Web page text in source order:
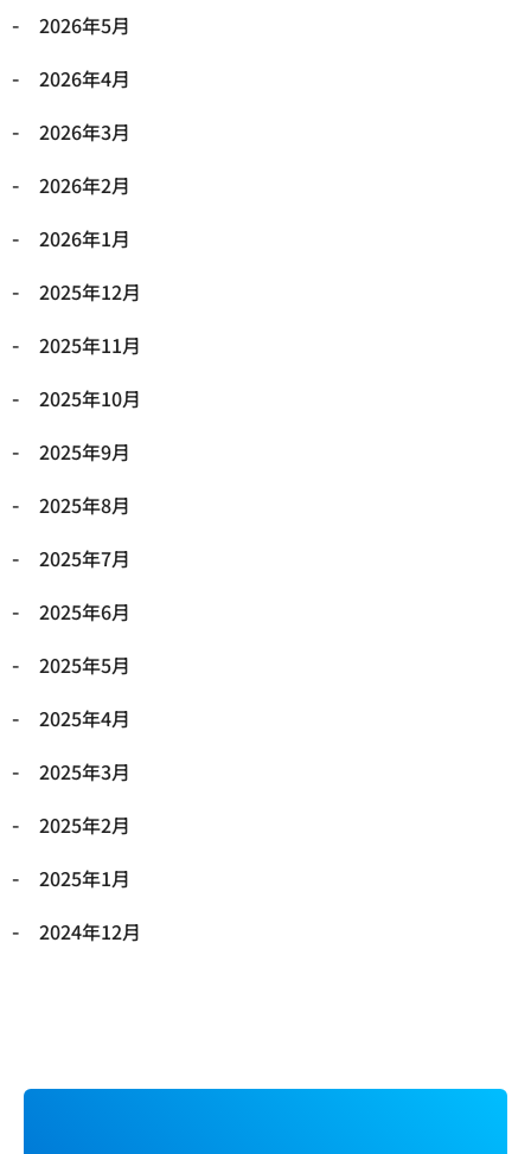
2026年5月
2026年4月
2026年3月
2026年2月
2026年1月
2025年12月
2025年11月
2025年10月
2025年9月
2025年8月
2025年7月
2025年6月
2025年5月
2025年4月
2025年3月
2025年2月
2025年1月
2024年12月